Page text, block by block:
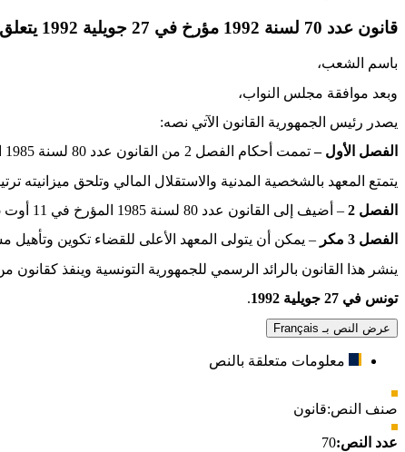
قانون عدد 70 لسنة 1992 مؤرخ في 27 جويلية 1992 يتعلق بتنقيح و إتمام القانون عدد 80 لسنة 1985 مؤرخ في 11 أوت 1985 المتعلق بإحداث المعهد الأعلى للقضاء
باسم الشعب،
وبعد موافقة مجلس النواب،
يصدر رئيس الجمهورية القانون الآتي نصه:
الفصل الأول –تممت أحكام الفصل 2 من القانون عدد 80 لسنة 1985 المؤرخ في 11 أوت 1985 المتعلق بإحداث المعهد الأعلى للقضاء بما يلي
يتمتع المعهد بالشخصية المدنية والاستقلال المالي وتلحق ميزانيته
الفصل 2
– أضيف إلى القانون عدد 80 لسنة 1985 المؤرخ في 11 أوت 1985 المتعلق بإحداث المعهد الأعلى للقضاء فصل 3 مكرر هذا نصه
الفصل 3 مكر
– يمكن أن يتولى المعهد الأعلى للقضاء تكوين
ينشر هذا القانون بالرائد الرسمي للجمهورية التونسية وينفذ كقانون
تونس في 27 جويلية 1992
.
عرض النص بـ Français
معلومات متعلقة بالنص
صنف النص:قانون
عدد النص:70